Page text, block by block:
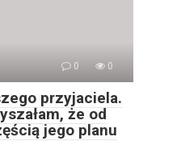
0 0
przyjaciela.
że od
jego planu